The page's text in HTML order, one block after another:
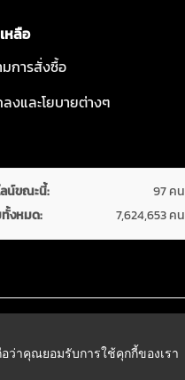
หลือ
การสั่งซื้อ
งและโยบายต่างๆ
น์ขณะนี้:
97 คน
ทั้งหมด:
7,624,653 คน
ว่าคุณยอมรับการใช้คุกกี้ของเรา